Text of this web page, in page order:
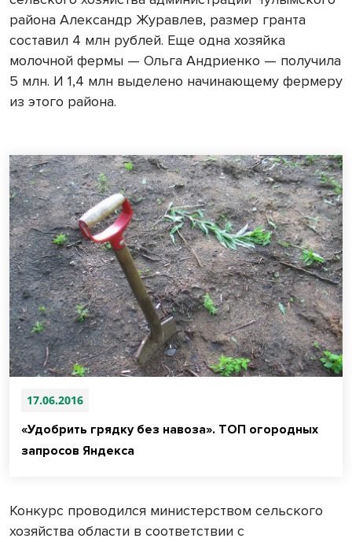
района Александр Журавлев, размер гранта
составил 4 млн рублей. Еще одна хозяйка
молочной фермы — Ольга Андриенко — получила
5 млн. И 1,4 млн выделено начинающему фермеру
из этого района.
17.06.2016
«Удобрить грядку без навоза». ТОП огородных
запросов Яндекса
Конкурс проводился министерством сельского
хозяйства области в соответствии с